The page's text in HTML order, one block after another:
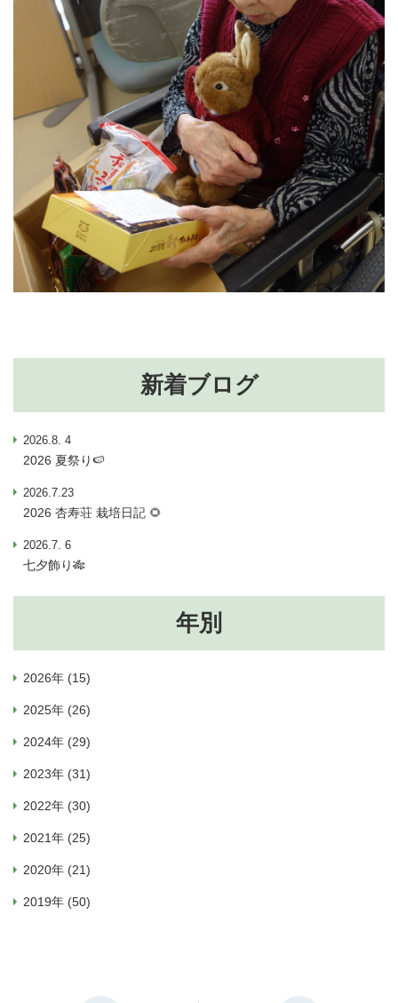
新着ブログ
2026.8. 4
2026 夏祭り🍉
2026.7.23
2026 杏寿荘 栽培日記 🌻
2026.7. 6
七夕飾り🎋
年別
2026年 (15)
2025年 (26)
2024年 (29)
2023年 (31)
2022年 (30)
2021年 (25)
2020年 (21)
2019年 (50)